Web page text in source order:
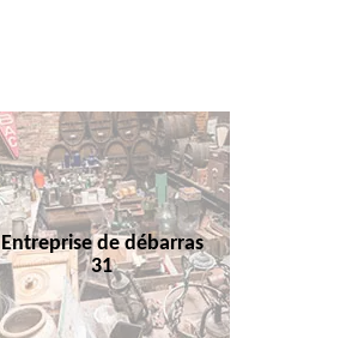
Entreprise de débarras
31